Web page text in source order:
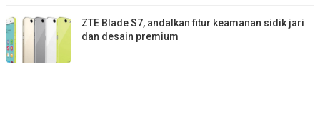
ZTE Blade S7, andalkan fitur keamanan sidik jari
dan desain premium